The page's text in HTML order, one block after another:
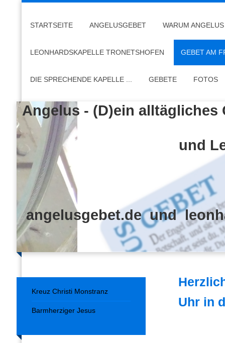
STARTSEITE ANGELUSGEBET WARUM
LEONHARDSKAPELLE TRONETSHOFEN GEBET AM
DIE SPRECHENDE KAPELLE ... GEBETE FOTOS
Angelus - (D)ein alltägliches
und Leo, die
angelusgebet.de und
Uhr in
Kreuz Christi Monstranz
Barmherziger Jesus